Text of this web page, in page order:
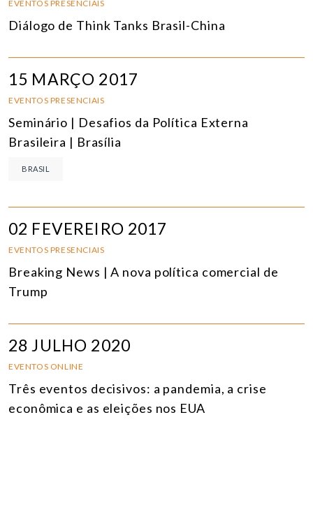
EVENTOS PRESENCIAIS
Diálogo de Think Tanks Brasil-China
15 MARÇO 2017
EVENTOS PRESENCIAIS
Seminário | Desafios da Política Externa
Brasileira | Brasília
BRASIL
02 FEVEREIRO 2017
EVENTOS PRESENCIAIS
Breaking News | A nova política comercial de
Trump
28 JULHO 2020
EVENTOS ONLINE
Três eventos decisivos: a pandemia, a crise
econômica e as eleições nos EUA